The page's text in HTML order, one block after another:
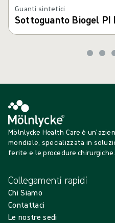
Guanti sintetici
Sottoguanto Biogel PI
Mölnlycke Health Care è
mondiale, specializzata in
ferite e le procedure chirurgiche.
Collegamenti rapidi
Chi Siamo
Contattaci
Le nostre sedi